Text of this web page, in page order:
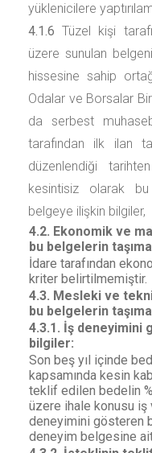
yüklenicilere
4.1.6 Tüzel kişi
üzere sunulan
hissesine sahip
Odalar ve Borsalar
da serbest
tarafından ilk ilan
düzenlendiği
kesintisiz olarak bu
belgeye ilişkin bilgiler,
4.2. Ekonomik ve
bu belgelerin
İdare tarafından
kriter belirtilmemiştir.
4.3. Mesleki ve
bu belgelerin
4.3.1. İş
bilgiler:
Son beş yıl içinde
kapsamında kesin
teklif edilen bedelin
üzere ihale konusu
deneyimini gösteren
deneyim belgesine